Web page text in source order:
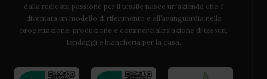
dalla radicata passione per il tessile nasce un’azienda che è
diventata un modello di riferimento e all’avanguardia nella
progettazione, produzione e commercializzazione di tessuti,
tendaggi e biancheria per la casa.